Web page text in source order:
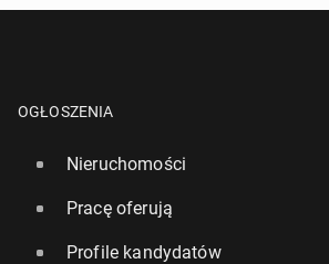
OGŁOSZENIA
Nieruchomości
Pracę oferują
Profile kandydatów